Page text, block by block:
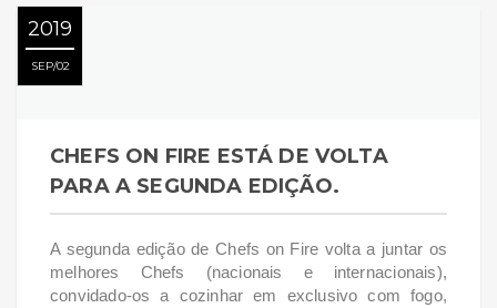
2019
SEP 02
CHEFS ON FIRE ESTÁ DE VOLTA
PARA A SEGUNDA EDIÇÃO.
A segunda edição de Chefs on Fire volta a juntar os
melhores Chefs (nacionais e internacionais),
convidado-os a cozinhar em exclusivo com fogo,